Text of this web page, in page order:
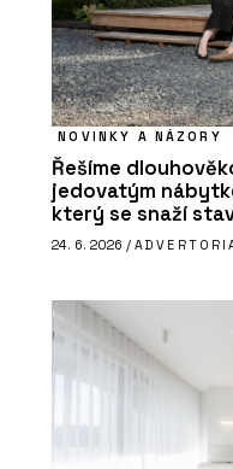
NOVINKY A NÁZORY
Řešíme
jedovatým
který se snaží
24. 6. 2026 /